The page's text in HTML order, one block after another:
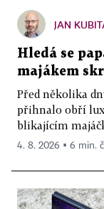
JAN
Hledá se
majákem
Před několika
přihnalo obří
blikajícím
4. 8. 2026 ▪ 6 min.